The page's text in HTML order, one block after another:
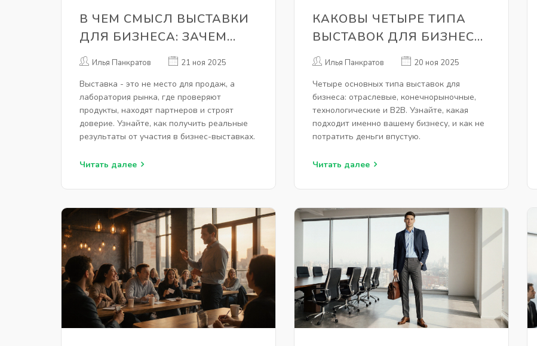
В ЧЕМ СМЫСЛ ВЫСТАВКИ
ДЛЯ БИЗНЕСА: ЗАЧЕМ
УЧАСТВОВАТЬ И ЧТО
ПОЛУЧИТЬ НА ДЕЛЕ
Илья Панкратов 21 ноя 2025
Выставка - это не место для продаж, а
лаборатория рынка, где проверяют
продукты, находят партнеров и строят
доверие. Узнайте, как получить реальные
результаты от участия в бизнес-выставках.
Читать далее
КАКОВЫ ЧЕТЫРЕ ТИПА
ВЫСТАВОК ДЛЯ БИЗНЕСА:
ПРАКТИЧЕСКОЕ
РУКОВОДСТВО
Илья Панкратов 20 ноя 2025
Четыре основных типа выставок для
бизнеса: отраслевые, конечнорыночные,
технологические и B2B. Узнайте, какая
подходит именно вашему бизнесу, и как не
потратить деньги впустую.
Читать далее